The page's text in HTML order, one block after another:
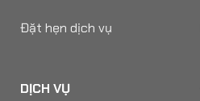
Đặt hẹn dịch vụ
DỊCH VỤ